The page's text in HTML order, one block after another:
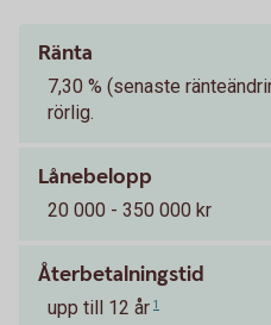
Ränta
7,30 % (senaste
rörlig.
Lånebelopp
20 000 - 350 000 kr
Återbetalningstid
upp till 12 år 1